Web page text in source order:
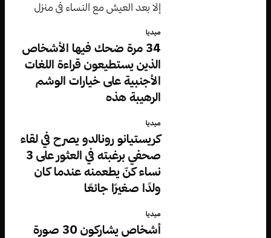
إلا بعد العيش مع النساء في منزل
ميديا
34 مرة ضحك فيها الأشخاص
الذين يستطيعون قراءة اللغات
الأجنبية على خيارات الوشم
الرهيبة هذه
ميديا
كريستيانو رونالدو يصرح في لقاء
صحفي برغبته في العثور على 3
نساء كنّ يطعمنه عندما كان
ولدًا صغيرًا جائعًا
ميديا
أشخاص يشاركون 30 صورة